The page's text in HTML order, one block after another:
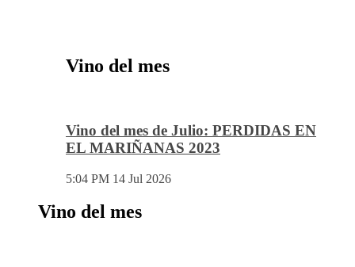
Vino del mes
Vino del mes de Julio: PERDIDAS EN
EL MARIÑANAS 2023
5:04 PM 14 Jul 2026
Vino del mes